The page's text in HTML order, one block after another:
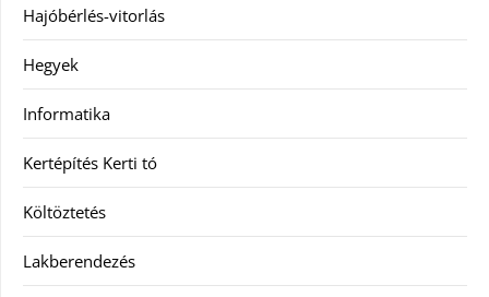
Hajóbérlés-vitorlás
Hegyek
Informatika
Kertépítés Kerti tó
Költöztetés
Lakberendezés